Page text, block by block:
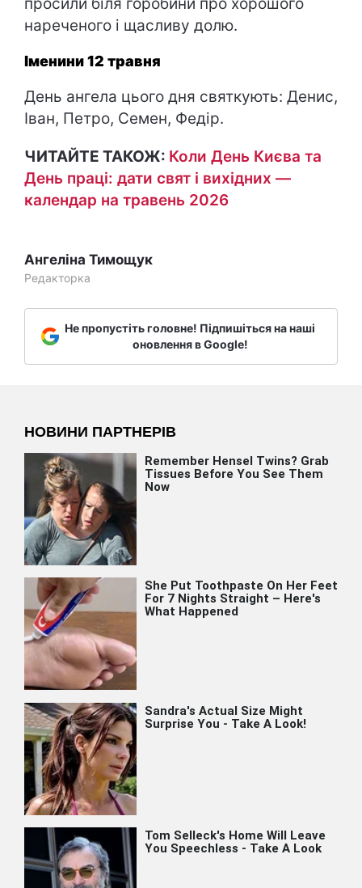
нареченого і щасливу долю.
Іменини 12 травня
День ангела цього дня святкують: Денис,
Іван, Петро, Семен, Федір.
ЧИТАЙТЕ ТАКОЖ: Коли День Києва та
День праці: дати свят і вихідних —
календар на травень 2026
Ангеліна Тимощук
Редакторка
Не пропустіть головне! Підпишіться на наші
оновлення в Google!